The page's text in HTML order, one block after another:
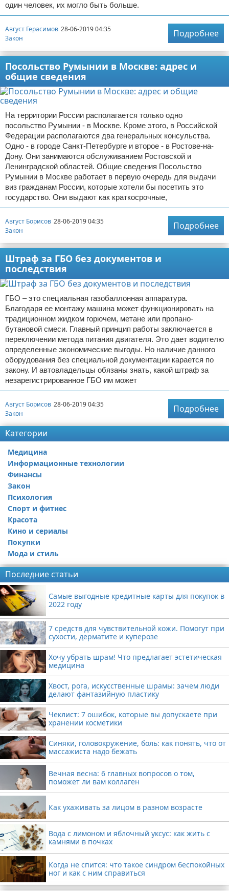
один человек, их могло быть больше.
Август Герасимов 28-06-2019 04:35
Закон
Подробнее
Посольство Румынии в Москве: адрес и
общие сведения
На территории России располагается только одно
посольство Румынии - в Москве. Кроме этого, в Российской
Федерации располагаются два генеральных консульства.
Одно - в городе Санкт-Петербурге и второе - в Ростове-на-
Дону. Они занимаются обслуживанием Ростовской и
Ленинградской областей. Общие сведения Посольство
Румынии в Москве работает в первую очередь для выдачи
виз гражданам России, которые хотели бы посетить это
государство. Они выдают как краткосрочные,
Август Борисов 28-06-2019 04:35
Закон
Подробнее
Штраф за ГБО без документов и
последствия
ГБО – это специальная газобаллонная аппаратура.
Благодаря ее монтажу машина может функционировать на
традиционном жидком горючем, метане или пропано-
бутановой смеси. Главный принцип работы заключается в
переключении метода питания двигателя. Это дает водителю
определенные экономические выгоды. Но наличие данного
оборудования без специальной документации карается по
закону. И автовладельцы обязаны знать, какой штраф за
незарегистрированное ГБО им может
Август Борисов 28-06-2019 04:35
Закон
Подробнее
Категории
Медицина
Информационные технологии
Финансы
Закон
Психология
Спорт и фитнес
Красота
Кино и сериалы
Покупки
Мода и стиль
Последние статьи
Самые выгодные кредитные карты для покупок в
2022 году
7 средств для чувствительной кожи. Помогут при
сухости, дерматите и куперозе
Хочу убрать шрам! Что предлагает эстетическая
медицина
Хвост, рога, искусственные шрамы: зачем люди
делают фантазийную пластику
Чеклист: 7 ошибок, которые вы допускаете при
хранении косметики
Синяки, головокружение, боль: как понять, что от
массажиста надо бежать
Вечная весна: 6 главных вопросов о том,
поможет ли вам коллаген
Как ухаживать за лицом в разном возрасте
Вода с лимоном и яблочный уксус: как жить с
камнями в почках
Когда не спится: что такое синдром беспокойных
ног и как с ним справиться